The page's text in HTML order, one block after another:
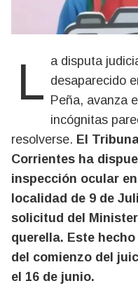
La disputa judicial por el caso del niño desaparecido
Peña, avanza
incógnitas
resolverse. El
Corrientes ha
inspección ocular
localidad de 9 de
solicitud del
querella. Este
del comienzo del
el 16 de junio.